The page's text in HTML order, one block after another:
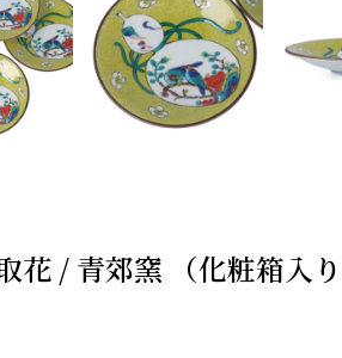
/ 青郊窯 （化粧箱入り